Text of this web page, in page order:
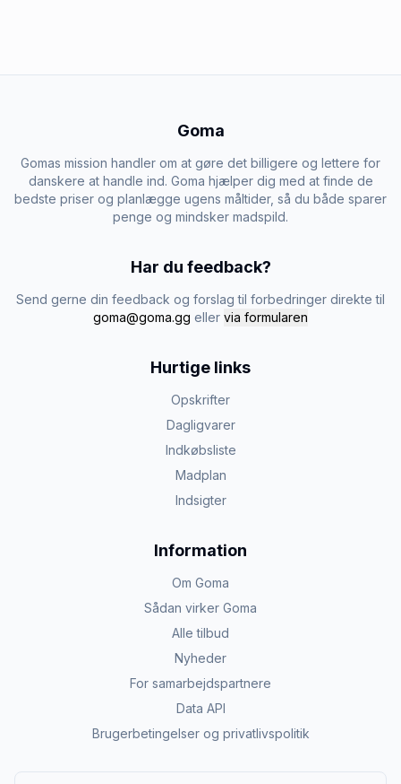
Goma
Gomas mission handler om at gøre det billigere og lettere for
danskere at handle ind. Goma hjælper dig med at finde de
bedste priser og planlægge ugens måltider, så du både sparer
penge og mindsker madspild.
Har du feedback?
Send gerne din feedback og forslag til forbedringer direkte til
goma@goma.gg eller via formularen
Hurtige links
Opskrifter
Dagligvarer
Indkøbsliste
Madplan
Indsigter
Information
Om Goma
Sådan virker Goma
Alle tilbud
Nyheder
For samarbejdspartnere
Data API
Brugerbetingelser og privatlivspolitik